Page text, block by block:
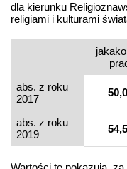
dla kierunku
religiami i kulturami
abs. z roku
2017
abs. z roku
2019